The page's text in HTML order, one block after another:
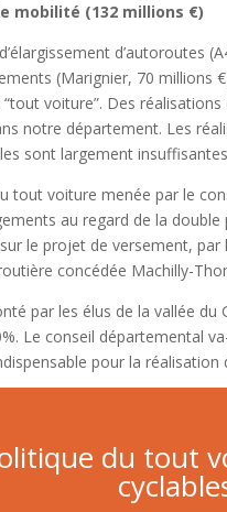
mobilité (132 millions €)
d’autoroutes
(Marignier, 70
voiture”. Des
notre département. Les
sont largement
tout voiture menée par le
au regard de la
le projet de versement,
concédée Machilly-
par les élus de la vallée
Le conseil départemental
pour la réalisation
du tout